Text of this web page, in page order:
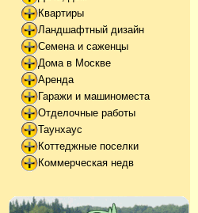
Квартиры
Ландшафтный дизайн
Семена и саженцы
Дома в Москве
Аренда
Гаражи и машиноместа
Отделочные работы
Таунхаус
Коттеджные поселки
Коммерческая недв